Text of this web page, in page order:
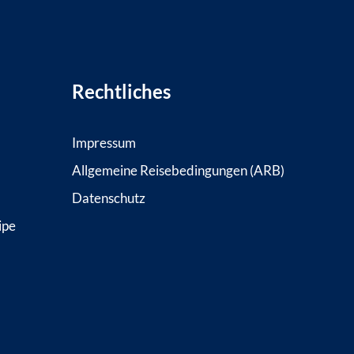
Rechtliches
Impressum
Allgemeine Reisebedingungen (ARB)
Datenschutz